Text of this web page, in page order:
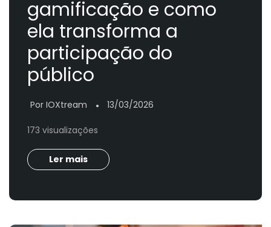
gamificação e como
ela transforma a
participação do
público
Por IOXtream ● 13/03/2026
173 visualizações
Ler mais